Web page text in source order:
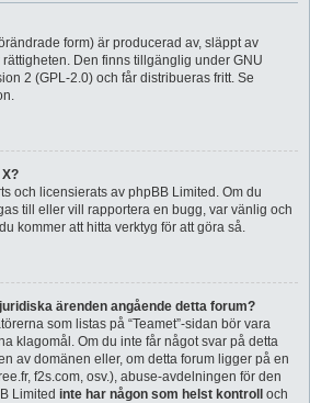
form) är producerad av, släppt av
rättigheten. Den finns tillgänglig under GNU
2 (GPL-2.0) och får distribueras fritt. Se
och licensierats av phpBB Limited. Om du
till eller vill rapportera en bugg, var vänlig och
kommer att hitta verktyg för att göra så.
ärenden angående detta forum?
som listas på “Teamet”-sidan bör vara
klagomål. Om du inte får något svar på detta
av domänen eller, om detta forum ligger på en
f2s.com, osv.), abuse-avdelningen för den
Limited inte har någon som helst kontroll
och